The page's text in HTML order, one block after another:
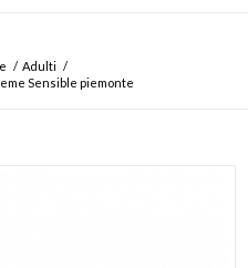
/ Adulti /
Sensible piemonte